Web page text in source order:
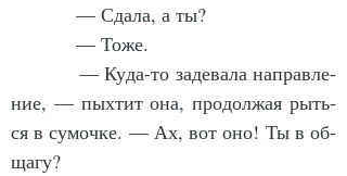
            — Сда­ла, а ты?
            — То­же.
            — Ку­да-то за­де­ва­ла на­прав­ле­
ние, — пых­тит она, про­дол­жая рыть­
ся в су­моч­ке. — Ах, вот оно! Ты в об­
ща­гу?